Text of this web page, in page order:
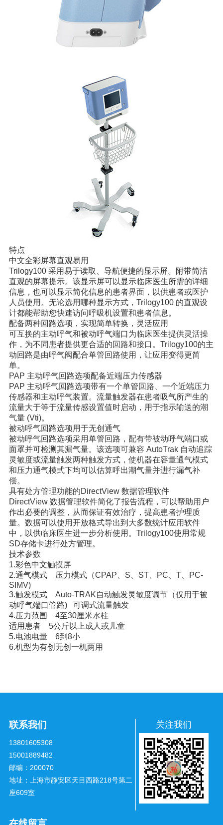
特点
中文全彩屏幕直观易用
Trilogy100 采用易于读取、导航便捷的显示屏。附带简洁
直观的屏幕提示。该显示屏可以显示临床医生所需的详细
信息，也可以显示简化信息的患者界面，以供患者或医护
人员使用。无论选用哪种显示方式，Trilogy100 的直观设
计都能帮助您快速访问呼吸机设置和患者信息。
配备两种回路选项，实现简单转换，灵活应用
可互换的主动呼气和被动呼气端口为临床医生提供灵活操
作，为不同患者提供更合适的回路和接口。Trilogy100的主
动回路是由呼气阀配合单管回路使用，让应用变得更简
单。
PAP 主动呼气回路选项配备近端压力传感器
PAP 主动呼气回路选项带有一个单管回路、一个近端压力
传感器和主动呼气装置。流量触发器在患者吸气所产生的
流量大于等于流量传感设置值时启动，用于指示输送的潮
气量 (Vti)。
被动呼气回路选项用于无创通气
被动呼气回路选项采用单管回路，配有带被动呼气端口或
面罩并可检测其漏气量。该选项可兼容 AutoTrak 自动追踪
灵敏度或流量触发两种触发方式，使机器在容量通气模式
和压力通气模式下均可以估算呼出潮气量并进行漏气补
偿。
具有处方管理功能的DirectView 数据管理软件
DirectView 数据管理软件简化了报告流程，可以帮助用户
作出必要的调整，从而保证有效治疗，提高患者护理质
量。数据可以使用开放格式导出到大多数统计应用软件
中，以供临床医生进一步分析使用。Trilogy100使用常规
SD存储卡进行处方管理。
技术参数
1.彩色中文触摸屏
2.通气模式 压力模式（CPAP、S、ST、PC、T、PC-
SIMV)
3.触发模式 Auto-TRAK自动触发灵敏度调节（仅用于被
动呼气端口管路) 可调式流量触发
4.压力范围 4至30厘米水柱
适用患者 5公斤以上成人或儿童
5.电池电量 6到8小
6.机型为有创无创一机两用
联系我们
13801605308
15001889482
邮编：200070
地址：上海市静安区天目西路218号第二
座609室
关注我们